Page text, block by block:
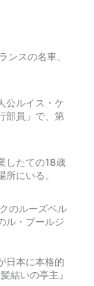
ンスの名車、
公ルイス・ケ
部員」で、第
したての18歳
にいる。
のルーズベル
ル・ブールジ
日本に本格的
結いの亭主』